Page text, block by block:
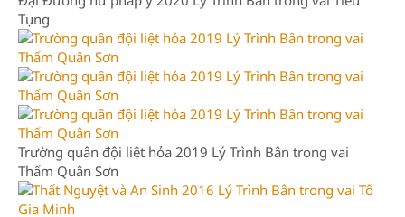
Tụng
Trường quân đội liệt hỏa 2019 Lý Trình Bân trong vai
Thẩm Quân Sơn